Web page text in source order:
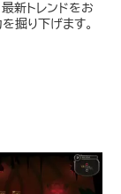
新トレンドをお
掘り下げます。